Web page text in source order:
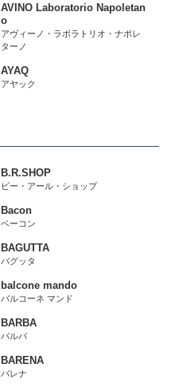
AVINO Laboratorio Napoletan
o
アヴィーノ・ラボラトリオ・ナポレ
ターノ
AYAQ
アヤック
B.R.SHOP
ビー・アール・ショップ
Bacon
ベーコン
BAGUTTA
バグッタ
balcone mando
バルコーネ マンド
BARBA
バルバ
BARENA
バレナ